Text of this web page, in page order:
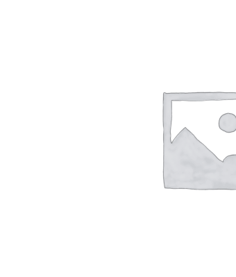
Todas las categorías